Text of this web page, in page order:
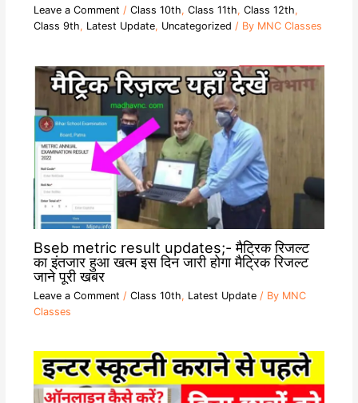
Leave a Comment / Class 10th, Class 11th, Class 12th,
Class 9th, Latest Update, Uncategorized / By MNC Classes
Bseb metric result updates;- मैट्रिक रिजल्ट
का इंतजार हुआ खत्म इस दिन जारी होगा मैट्रिक रिजल्ट
जाने पूरी खबर
Leave a Comment / Class 10th, Latest Update/ By MNC
Classes